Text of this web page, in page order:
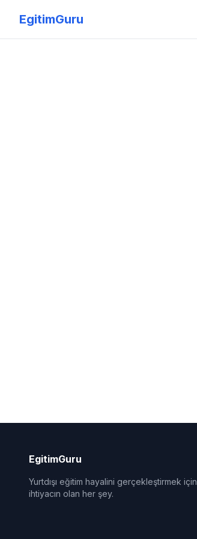
EgitimGuru
EgitimGuru
Yurtdışı eğitim hayalini gerçekleştirmek için
ihtiyacın olan her şey.